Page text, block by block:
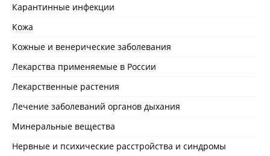
Карантинные инфекции
Кожа
Кожные и венерические заболевания
Лекарства применяемые в России
Лекарственные растения
Лечение заболеваний органов дыхания
Минеральные вещества
Нервные и психические расстройства и синдромы